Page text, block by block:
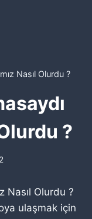
Nasıl Olurdu ?
?
Nasıl Olurdu ?
ulaşmak için